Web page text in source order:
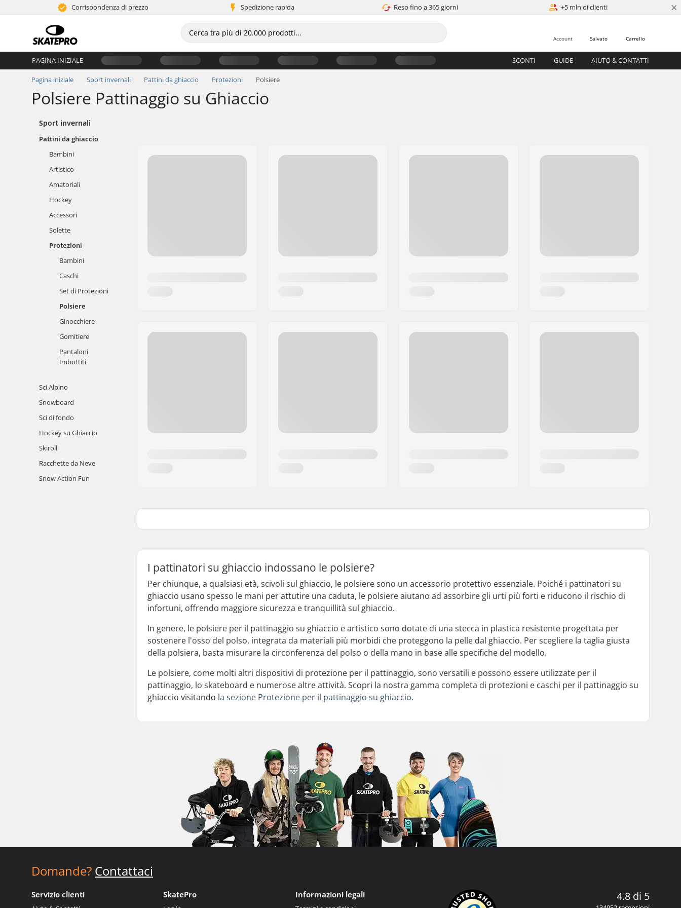
Corrispondenza di prezzo Spedizione rapida Reso fino a 365 giorni +5 mln di clienti ×
Carrello
Salvato
Account
PAGINA INIZIALE SCONTI GUIDE AIUTO & CONTATTI
Pagina iniziale Sport invernali Pattini da ghiaccio Protezioni Polsiere
Polsiere Pattinaggio su Ghiaccio
Sport invernali
Pattini da ghiaccio
Bambini
Artistico
Amatoriali
Hockey
Accessori
Solette
Protezioni
Bambini
Caschi
Set di Protezioni
Polsiere
Ginocchiere
Gomitiere
Pantaloni
Imbottiti
Sci Alpino
Snowboard
Sci di fondo
Hockey su Ghiaccio
Skiroll
Racchette da Neve
Snow Action Fun
I pattinatori su ghiaccio indossano le polsiere?
Per chiunque, a qualsiasi età, scivoli sul ghiaccio, le polsiere sono un accessorio protettivo essenziale. Poiché i pattinatori su
ghiaccio usano spesso le mani per attutire una caduta, le polsiere aiutano ad assorbire gli urti più forti e riducono il rischio di
infortuni, offrendo maggiore sicurezza e tranquillità sul ghiaccio.
In genere, le polsiere per il pattinaggio su ghiaccio e artistico sono dotate di una stecca in plastica resistente progettata per
sostenere l'osso del polso, integrata da materiali più morbidi che proteggono la pelle dal ghiaccio. Per scegliere la taglia giusta
della polsiera, basta misurare la circonferenza del polso o della mano in base alle specifiche del modello.
Le polsiere, come molti altri dispositivi di protezione per il pattinaggio, sono versatili e possono essere utilizzate per il
pattinaggio, lo skateboard e numerose altre attività. Scopri la nostra gamma completa di protezioni e caschi per il pattinaggio su
ghiaccio visitando la sezione Protezione per il pattinaggio su ghiaccio.
Domande? Contattaci
Servizio clienti SkatePro Informazioni legali 4.8 di 5